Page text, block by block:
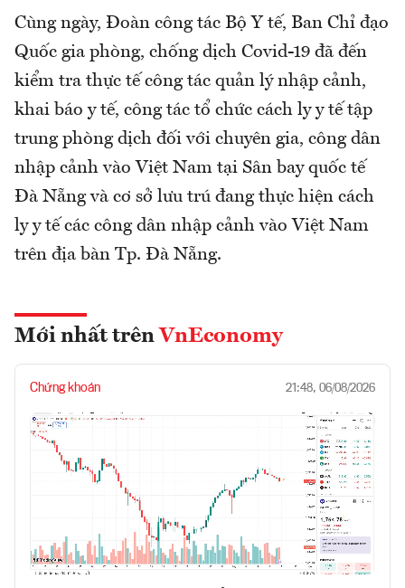
Cùng ngày, Đoàn công tác Bộ Y tế, Ban Chỉ đạo
Quốc gia phòng, chống dịch Covid-19 đã đến
kiểm tra thực tế công tác quản lý nhập cảnh,
khai báo y tế, công tác tổ chức cách ly y tế tập
trung phòng dịch đối với chuyên gia, công dân
nhập cảnh vào Việt Nam tại Sân bay quốc tế
Đà Nẵng và cơ sở lưu trú đang thực hiện cách
ly y tế các công dân nhập cảnh vào Việt Nam
trên địa bàn Tp. Đà Nẵng.
Mới nhất trên VnEconomy
Chứng khoán 21:48, 06/08/2026